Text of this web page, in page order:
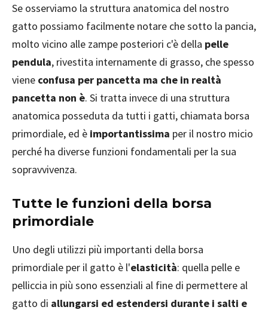
Se osserviamo la struttura anatomica del nostro
gatto possiamo facilmente notare che sotto la pancia,
molto vicino alle zampe posteriori c'è della pelle
pendula, rivestita internamente di grasso, che spesso
viene confusa per pancetta ma che in realtà
pancetta non è. Si tratta invece di una struttura
anatomica posseduta da tutti i gatti, chiamata borsa
primordiale, ed è importantissima per il nostro micio
perché ha diverse funzioni fondamentali per la sua
sopravvivenza.
Tutte le funzioni della borsa
primordiale
Uno degli utilizzi più importanti della borsa
primordiale per il gatto è l'elasticità: quella pelle e
pelliccia in più sono essenziali al fine di permettere al
gatto di allungarsi ed estendersi durante i salti e